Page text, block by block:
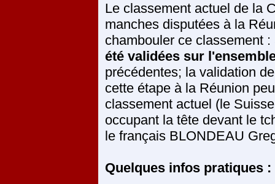
Le classement actuel de la
manches disputées à la
chambouler ce classement
été validées sur
précédentes; la validation
cette étape à la Réunion
classement actuel (le
occupant la tête devant le
le français BLONDEAU
Quelques infos pratiques :